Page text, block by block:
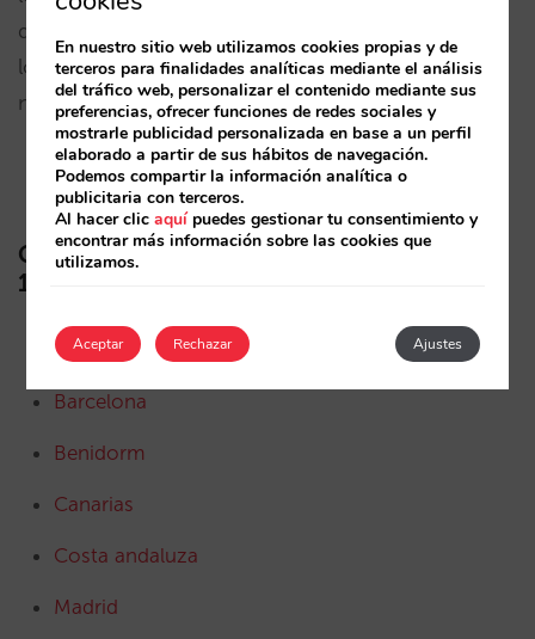
que en 2019, en mayo despunta
logra acelerar y consigue superar ampliamente el
nivel de Pick up neto de 2019.
Gráficas de Pickup y Cancelaciones Semana
18/2021 de otras plazas analizadas:
Baleares
Barcelona
Benidorm
Canarias
Costa andaluza
Madrid
En nuestro sitio web utilizamos cookies propias y de
terceros para finalidades analíticas mediante el análisis
del tráfico web, personalizar el contenido mediante sus
preferencias, ofrecer funciones de redes sociales y
mostrarle publicidad personalizada en base a un perfil
elaborado a partir de sus hábitos de navegación.
Podemos compartir la información analítica o
publicitaria con terceros.
Al hacer clicaquípuedes gestionar tu consentimiento y
encontrar más información sobre las cookies que
utilizamos.
Aceptar Ajustes
Rechazar